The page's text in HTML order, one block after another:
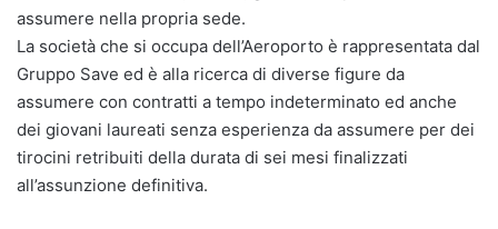
assumere nella propria sede.
La società che si occupa dell’Aeroporto è rappresentata dal
Gruppo Save ed è alla ricerca di diverse figure da
assumere con contratti a tempo indeterminato ed anche
dei giovani laureati senza esperienza da assumere per dei
tirocini retribuiti della durata di sei mesi finalizzati
all’assunzione definitiva.